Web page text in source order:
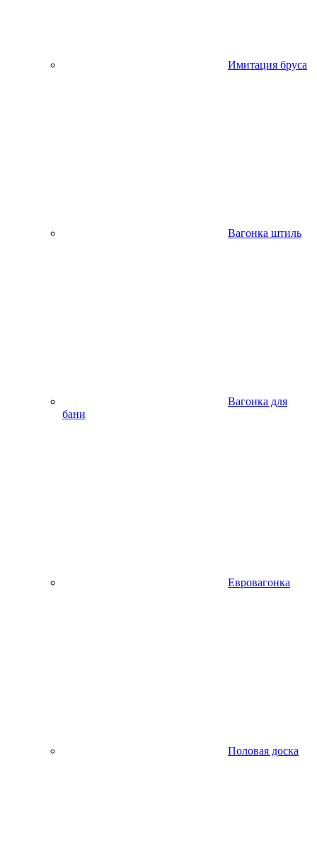
Имитация бруса
Вагонка штиль
Вагонка для
бани
Евровагонка
Половая доска